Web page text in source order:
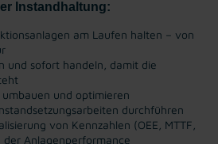
Instandhaltung:
am Laufen halten – von
und sofort handeln, damit die
und optimieren
durchführen
von Kennzahlen (OEE, MTTF,
der Anlagenperformance